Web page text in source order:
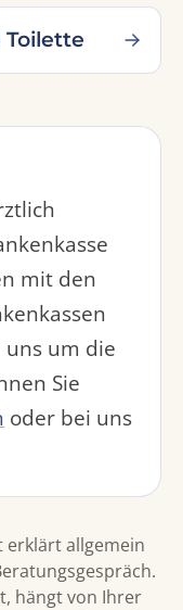
mit den
um die
Sie
oder bei uns
erklärt allgemein
hängt von Ihrer